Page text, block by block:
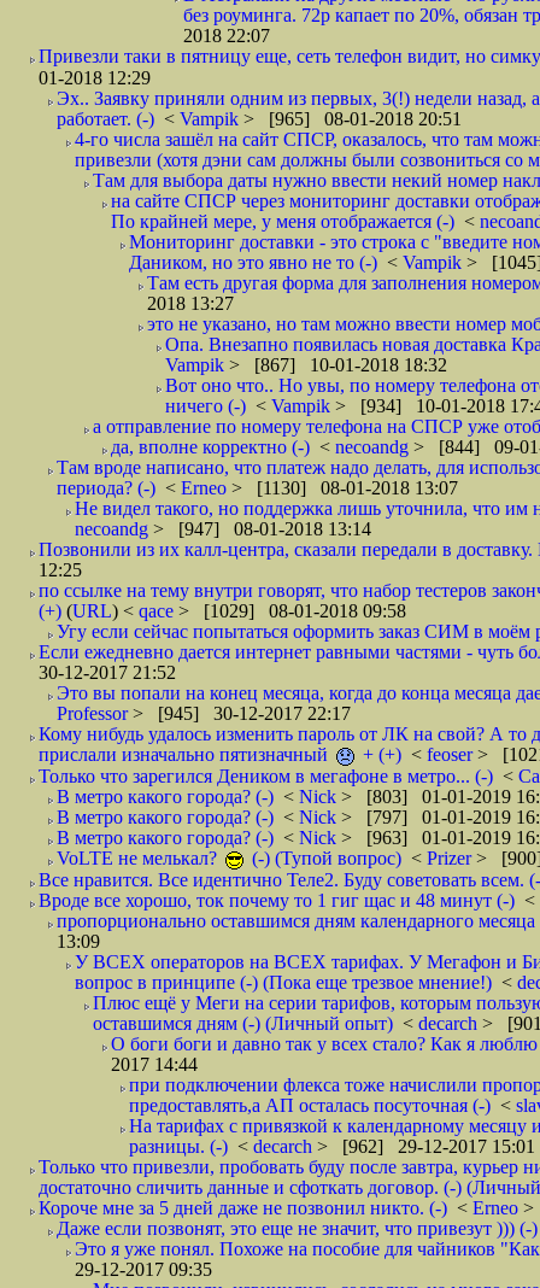
без роуминга. 72р капает по 20%, обязан
2018 22:07
Привезли таки в пятницу еще, сеть телефон видит, но
01-2018 12:29
Эх.. Заявку приняли одним из первых, 3(!) недели назад,
работает. (-) < Vampik > [965] 08-01-2018 20:51
4-го числа зашёл на сайт СПСР, оказалось, что там
привезли (хотя дэни сам должны были созвониться со
Там для выбора даты нужно ввести некий номер
на сайте СПСР через мониторинг доставки
По крайней мере, у меня отображается (-) <
Мониторинг доставки - это строка с "введите
Даником, но это явно не то (-) < Vampik >
Там есть другая форма для заполнения
2018 13:27
это не указано, но там можно ввести номер
Опа. Внезапно появилась новая доставка
Vampik > [867] 10-01-2018 18:32
Вот оно что.. Но увы, по номеру телефона
ничего (-) < Vampik > [934] 10-01-2018
а отправление по номеру телефона на СПСР уже
да, вполне корректно (-) < necoandg > [844] 09-01-
Там вроде написано, что платеж надо делать, для
периода? (-) < Erneo > [1130] 08-01-2018 13:07
Не видел такого, но поддержка лишь уточнила, что
necoandg > [947] 08-01-2018 13:14
Позвонили из их калл-центра, сказали передали в
12:25
по ссылке на тему внутри говорят, что набор тестеров
(+) (URL) < qace > [1029] 08-01-2018 09:58
Угу если сейчас попытаться оформить заказ СИМ в моём
Если ежедневно дается интернет равными частями - чуть
30-12-2017 21:52
Это вы попали на конец месяца, когда до конца месяца
Professor> [945] 30-12-2017 22:17
Кому нибудь удалось изменить пароль от ЛК на свой? А то
прислали изначально пятизначный
+ (+) < feoser>
Только что зарегился Деником в мегафоне в метро... (-) <
В метро какого города? (-) < Nick > [803] 01-01-2019
В метро какого города? (-) < Nick > [797] 01-01-2019
В метро какого города? (-) < Nick > [963] 01-01-2019
VoLTE не мелькал?
(-) (Тупой вопрос) < Prizer>
Все нравится. Все идентично Теле2. Буду советовать всем.
Вроде все хорошо, ток почему то 1 гиг щас и 48 минут (-) <
пропорционально оставшимся дням календарного
13:09
У ВСЕХ операторов на ВСЕХ тарифах. У Мегафон и Би
вопрос в принципе (-) (Пока еще трезвое мнение!) <
Плюс ещё у Меги на серии тарифов, которым
оставшимся дням (-) (Личный опыт) < decarch >
О боги боги и давно так у всех стало? Как я
2017 14:44
при подключении флекса тоже начислили
предоставлять,а АП осталась посуточная (-) <
На тарифах с привязкой к календарному
разницы. (-) < decarch > [962] 29-12-2017 15:01
Только что привезли, пробовать буду после завтра,
достаточно сличить данные и сфоткать договор. (-)
Короче мне за 5 дней даже не позвонил никто. (-) < Erneo >
Даже если позвонят, это еще не значит, что привезут ))) (-)
Это я уже понял. Похоже на пособие для чайников
29-12-2017 09:35